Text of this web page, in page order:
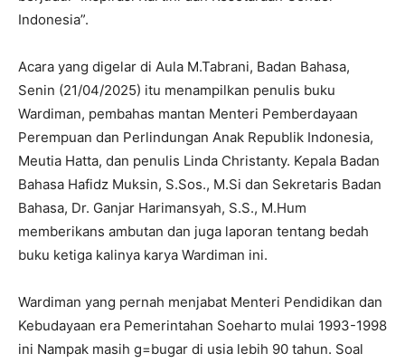
Indonesia”.
Acara yang digelar di Aula M.Tabrani, Badan Bahasa,
Senin (21/04/2025) itu menampilkan penulis buku
Wardiman, pembahas mantan Menteri Pemberdayaan
Perempuan dan Perlindungan Anak Republik Indonesia,
Meutia Hatta, dan penulis Linda Christanty. Kepala Badan
Bahasa Hafidz Muksin, S.Sos., M.Si dan Sekretaris Badan
Bahasa, Dr. Ganjar Harimansyah, S.S., M.Hum
memberikans ambutan dan juga laporan tentang bedah
buku ketiga kalinya karya Wardiman ini.
Wardiman yang pernah menjabat Menteri Pendidikan dan
Kebudayaan era Pemerintahan Soeharto mulai 1993-1998
ini Nampak masih g=bugar di usia lebih 90 tahun. Soal